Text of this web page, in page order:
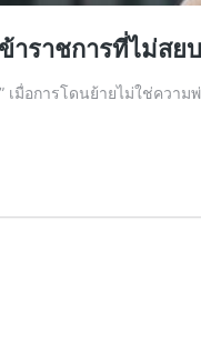
าราชการที่ไม่สย
เมื่อการโดนย้ายไม่ใช่คว